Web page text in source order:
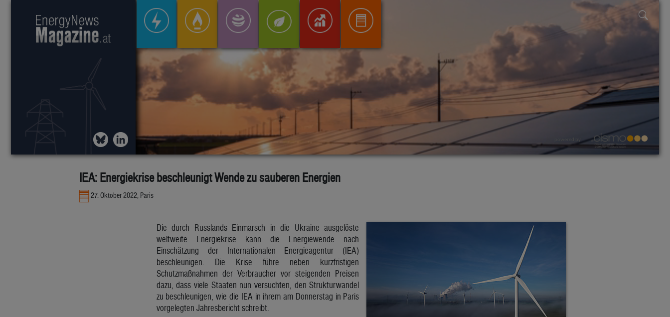
IEA: Energiekrise beschleunigt Wende zu sauberen Energien
27. Oktober 2022, Paris
Die durch Russlands Einmarsch in die Ukraine ausgelöste
weltweite Energiekrise kann die Energiewende nach
Einschätzung der Internationalen Energieagentur (IEA)
beschleunigen. Die Krise führe neben kurzfristigen
Schutzmaßnahmen der Verbraucher vor steigenden Preisen
dazu, dass viele Staaten nun versuchten, den Strukturwandel
zu beschleunigen, wie die IEA in ihrem am Donnerstag in Paris
vorgelegten Jahresbericht schreibt.